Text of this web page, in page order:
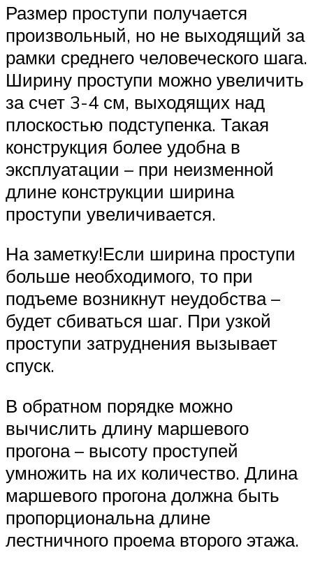
Размер проступи получается
произвольный, но не выходящий за
рамки среднего человеческого шага.
Ширину проступи можно увеличить
за счет 3-4 см, выходящих над
плоскостью подступенка. Такая
конструкция более удобна в
эксплуатации – при неизменной
длине конструкции ширина
проступи увеличивается.
На заметку!Если ширина проступи
больше необходимого, то при
подъеме возникнут неудобства –
будет сбиваться шаг. При узкой
проступи затруднения вызывает
спуск.
В обратном порядке можно
вычислить длину маршевого
прогона – высоту проступей
умножить на их количество. Длина
маршевого прогона должна быть
пропорциональна длине
лестничного проема второго этажа.